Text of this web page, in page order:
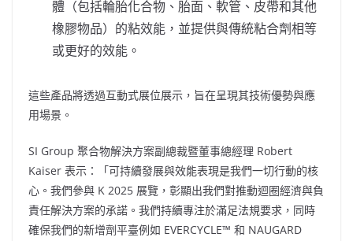
體（包括輪胎化合物、胎面、軟管、皮帶和其他
橡膠物品）的粘效能，並提供與傳統粘合劑相等
或更好的效能。
這些產品將透過互動式展位展示，旨在呈現其技術優勢與應
用場景。
SI Group 聚合物解決方案副總裁暨董事總經理 Robert
Kaiser 表示：「可持續發展與效能表現是我們一切行動的核
心。我們參與 K 2025 展覽，彰顯出我們對推動迴圈經濟與負
責任解決方案的承諾。我們持續專注於滿足法規要求，同時
確保我們的新增劑平臺例如 EVERCYCLE™ 和 NAUGARD